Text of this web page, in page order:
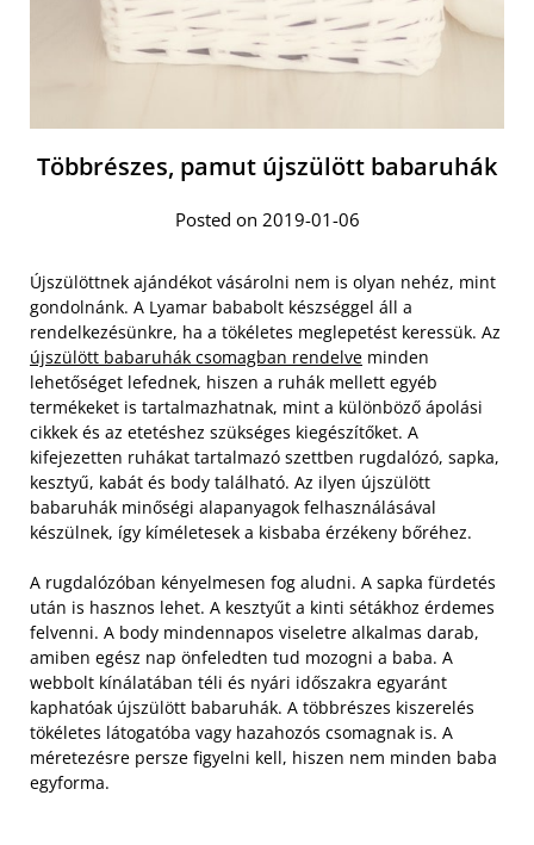
Többrészes, pamut újszülött babaruhák
Posted on 2019-01-06
Újszülöttnek ajándékot vásárolni nem is olyan nehéz, mint
gondolnánk. A Lyamar bababolt készséggel áll a
rendelkezésünkre, ha a tökéletes meglepetést keressük. Az
újszülött babaruhák csomagban rendelve minden
lehetőséget lefednek, hiszen a ruhák mellett egyéb
termékeket is tartalmazhatnak, mint a különböző ápolási
cikkek és az etetéshez szükséges kiegészítőket. A
kifejezetten ruhákat tartalmazó szettben rugdalózó, sapka,
kesztyű, kabát és body található. Az ilyen újszülött
babaruhák minőségi alapanyagok felhasználásával
készülnek, így kíméletesek a kisbaba érzékeny bőréhez.
A rugdalózóban kényelmesen fog aludni. A sapka fürdetés
után is hasznos lehet. A kesztyűt a kinti sétákhoz érdemes
felvenni. A body mindennapos viseletre alkalmas darab,
amiben egész nap önfeledten tud mozogni a baba. A
webbolt kínálatában téli és nyári időszakra egyaránt
kaphatóak újszülött babaruhák. A többrészes kiszerelés
tökéletes látogatóba vagy hazahozós csomagnak is. A
méretezésre persze figyelni kell, hiszen nem minden baba
egyforma.